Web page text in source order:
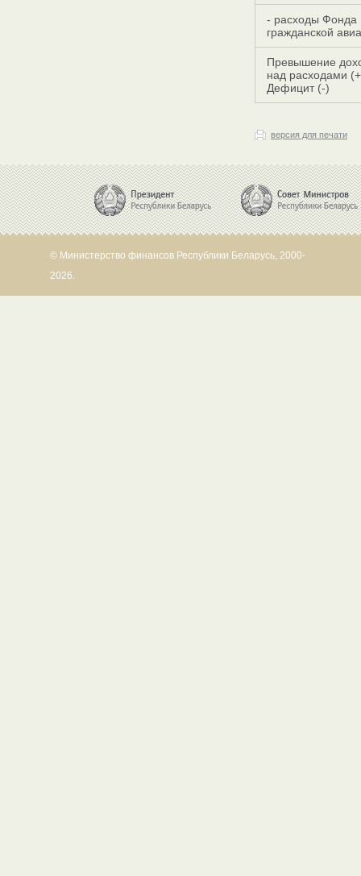
- расходы Фонда
гражданской
Превышение
над расходами
Дефицит (-)
версия для печати
© Министерство финансов Республики Беларусь, 2000-
2026.